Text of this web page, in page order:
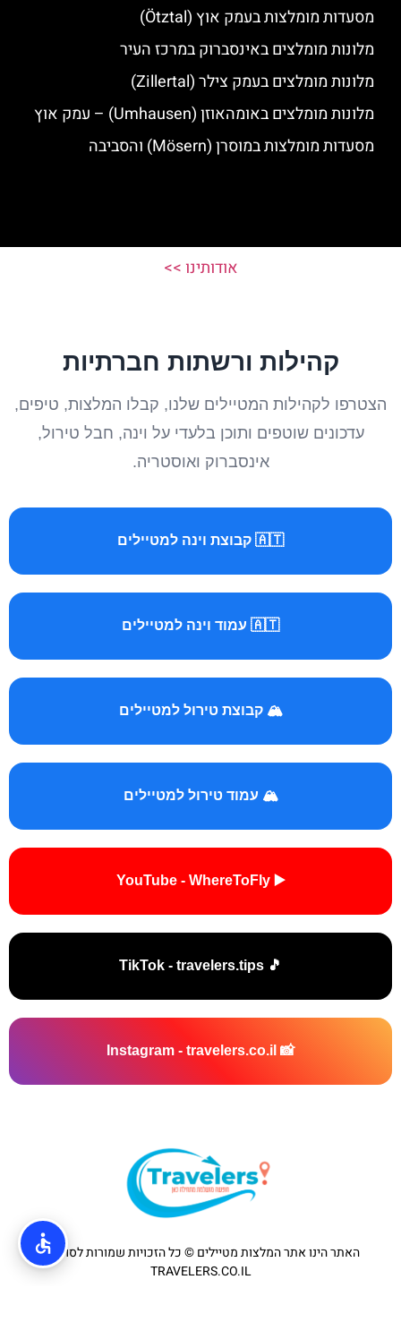
מסעדות מומלצות בעמק אוץ (Ötztal)
מלונות מומלצים באינסברוק במרכז העיר
מלונות מומלצים בעמק צילר (Zillertal)
מלונות מומלצים באומהאוזן (Umhausen) – עמק אוץ
מסעדות מומלצות במוסרן (Mösern) והסביבה
אודותינו >>
קהילות ורשתות חברתיות
הצטרפו לקהילות המטיילים שלנו, קבלו המלצות, טיפים,
עדכונים שוטפים ותוכן בלעדי על וינה, חבל טירול,
אינסברוק ואוסטריה.
🇦🇹 קבוצת וינה למטיילים
🇦🇹 עמוד וינה למטיילים
🏔️ קבוצת טירול למטיילים
🏔️ עמוד טירול למטיילים
▶️ YouTube - WhereToFly
🎵 TikTok - travelers.tips
📸 Instagram - travelers.co.il
האתר הינו אתר המלצות מטיילים © כל הזכויות שמורות לסוכנות
TRAVELERS.CO.IL